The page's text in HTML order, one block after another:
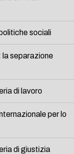
sociali
la separazione
di lavoro
per lo
di giustizia